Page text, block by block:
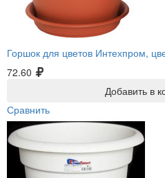
Горшок для цветов Интехпром,
72.60
Добавить в
Сравнить